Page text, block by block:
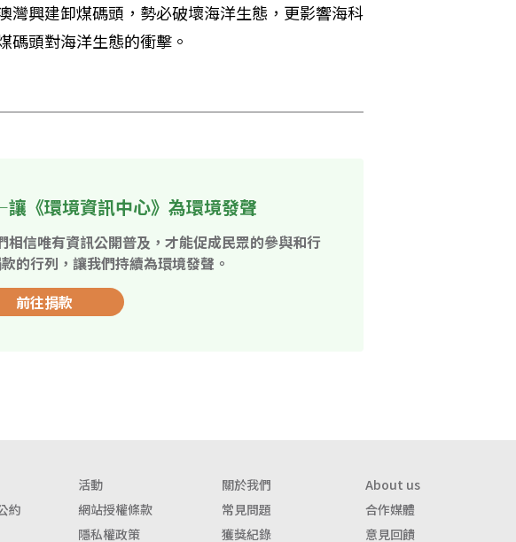
灣興建卸煤碼頭，勢必破壞海洋生態，更影響海科
碼頭對海洋生態的衝擊。
《環境資訊中心》為環境發聲
相信唯有資訊公開普及，才能促成民眾的參與和行
的行列，讓我們持續為環境發聲。
前往捐款
活動 關於我們
About us
約
網站授權條款 常見問題
合作媒體
隱私權政策 獲獎紀錄 意見回饋